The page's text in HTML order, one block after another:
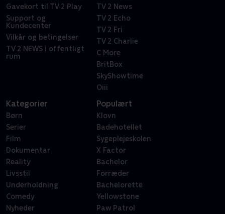
Gavekort til TV 2 Play
Support og
Kundecenter
Vilkår og betingelser
TV 2 NEWS i offentligt
rum
TV 2 News
TV 2 Echo
TV 2 Fri
TV 2 Charlie
C More
BritBox
SkyShowtime
Oiii
Kategorier
Børn
Serier
Film
Dokumentar
Reality
Livsstil
Underholdning
Comedy
Nyheder
Populært
Klovn
Badehotellet
Sygeplejeskolen
X Factor
Bachelor
Forræder
Bachelorette
Yellowstone
Paw Patrol